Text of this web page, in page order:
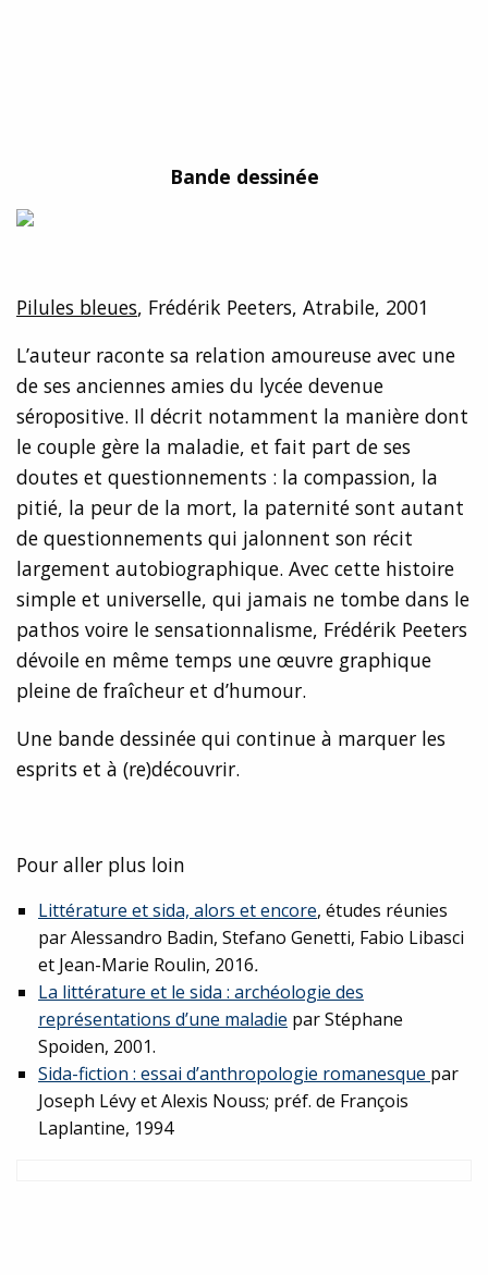
Bande dessinée
Pilules bleues, Frédérik Peeters, Atrabile, 2001
L’auteur raconte sa relation amoureuse avec une
de ses anciennes amies du lycée devenue
séropositive. Il décrit notamment la manière dont
le couple gère la maladie, et fait part de ses
doutes et questionnements : la compassion, la
pitié, la peur de la mort, la paternité sont autant
de questionnements qui jalonnent son récit
largement autobiographique. Avec cette histoire
simple et universelle, qui jamais ne tombe dans le
pathos voire le sensationnalisme, Frédérik Peeters
dévoile en même temps une œuvre graphique
pleine de fraîcheur et d’humour.
Une bande dessinée qui continue à marquer les
esprits et à (re)découvrir.
Pour aller plus loin
Littérature et sida, alors et encore, études réunies
par Alessandro Badin, Stefano Genetti, Fabio Libasci
et Jean-Marie Roulin, 2016.
La littérature et le sida : archéologie des
représentations d’une maladie par Stéphane
Spoiden, 2001.
Sida-fiction : essai d’anthropologie romanesque par
Joseph Lévy et Alexis Nouss; préf. de François
Laplantine, 1994